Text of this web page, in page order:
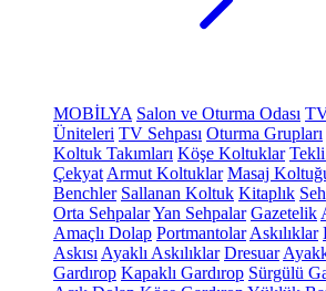
MOBİLYA Salon ve Oturma Odası
Üniteleri TV Sehpası Oturma Grupları
Koltuk Takımları Köşe Koltuklar
Çekyat Armut Koltuklar Masaj
Benchler Sallanan Koltuk Kitaplık
Orta SehpalarYan Sehpalar Gazetelik
Amaçlı Dolap Portmantolar Askılıklar
Askısı Ayaklı Askılıklar Dresuar
Gardırop Kapaklı Gardırop Sürgülü